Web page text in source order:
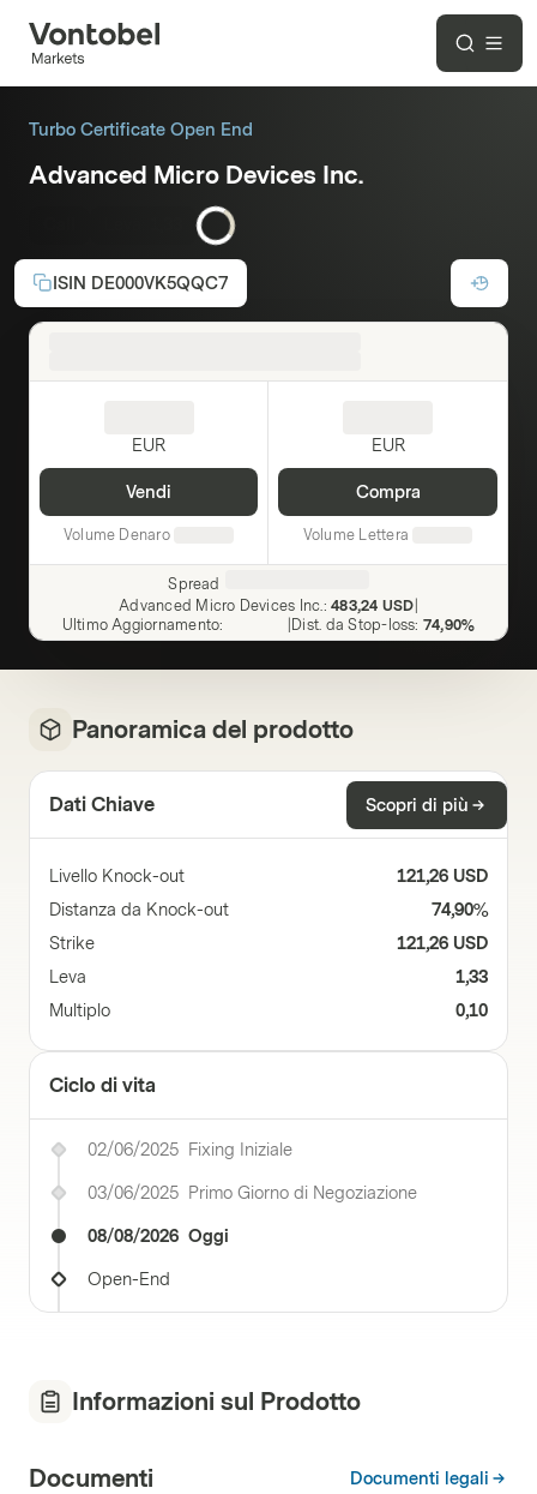
Turbo Certificate Open End
Advanced Micro Devices Inc.
ISIN DE000VK5QQC7
EUR
Vendi
Volume Denaro
EUR
Compra
Volume Lettera
Spread
Advanced Micro Devices Inc.: 483,24 USD
Ultimo Aggiornamento: Dist. da Stop-loss: 74,90%
Panoramica del prodotto
Dati Chiave Scopri di più
Livello Knock-out
121,26 USD
Distanza da Knock-out
74,90%
Strike
121,26 USD
Leva
1,33
Multiplo
0,10
Ciclo di vita
02/06/2025 Fixing Iniziale
03/06/2025 Primo Giorno di Negoziazione
08/08/2026 Oggi
Open-End
Informazioni sul Prodotto
Documenti Documenti legali